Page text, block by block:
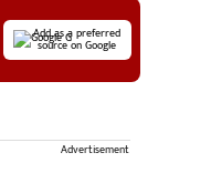
Add as a preferred
source on Google
Advertisement